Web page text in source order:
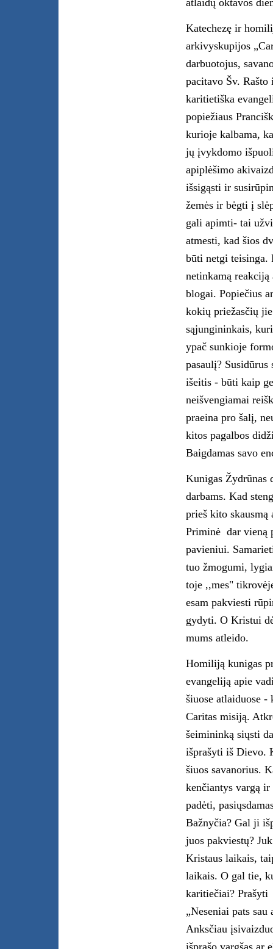
atlaidų oktavos
Katechezę ir
arkivyskupijos
darbuotojus,
pacitavo Šv.
karitietiška
popiežiaus
kurioje kalbama,
jų įvykdomo
apiplėšimo
išsigąsti ir
žemės ir bėgti į
gali apimti- tai
atmesti, kad šios
būti netgi teisinga.
netinkamą
blogai. Popiečius
kokių priežasčių
sąjungininkais,
ypač sunkioje
pasaulį?
išeitis - būti kaip
neišvengiamai
praeina pro šalį,
kitos pagalbos
Baigdamas savo
Kunigas Žydrūnas
darbams. Kad
prieš kito
Priminė dar vieną
pavieniui.
tuo žmogumi,
toje ,,mes"
esam pakviesti
gydyti. O Kristui
mums atleido.
Homiliją kunigas
evangeliją apie
šiuose atlaiduose
Caritas misiją.
šeimininką siųsti
išprašyti iš Dievo.
šiuos savanorius.
kenčiantys vargą
padėti,
Bažnyčia? Gal ji
juos pakviestų?
Kristaus laikais,
laikais. O gal tie,
karitiečiai? Prašyti
„Neseniai pats
Anksčiau
išprašo vargšas ar